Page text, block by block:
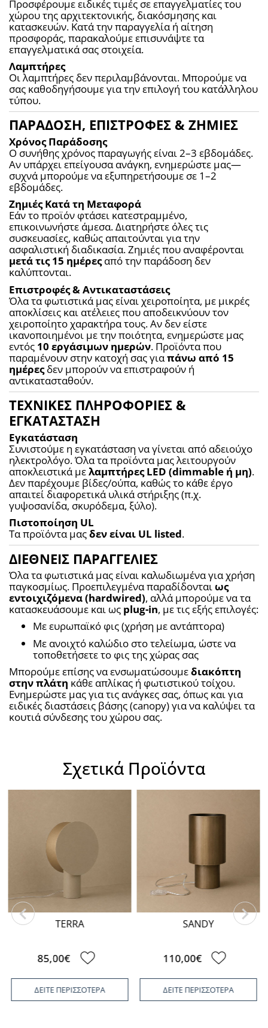
Προσφέρουμε ειδικές τιμές σε επαγγελματίες του
χώρου της αρχιτεκτονικής, διακόσμησης και
κατασκευών. Κατά την παραγγελία ή αίτηση
προσφοράς, παρακαλούμε επισυνάψτε τα
επαγγελματικά σας στοιχεία.
Λαμπτήρες
Οι λαμπτήρες δεν περιλαμβάνονται. Μπορούμε να
σας καθοδηγήσουμε για την επιλογή του κατάλληλου
τύπου.
ΠΑΡΑΔΟΣΗ, ΕΠΙΣΤΡΟΦΕΣ & ΖΗΜΙΕΣ
Χρόνος Παράδοσης
Ο συνήθης χρόνος παραγωγής είναι 2–3 εβδομάδες.
Αν υπάρχει επείγουσα ανάγκη, ενημερώστε μας—
συχνά μπορούμε να εξυπηρετήσουμε σε 1–2
εβδομάδες.
Ζημιές Κατά τη Μεταφορά
Εάν το προϊόν φτάσει κατεστραμμένο,
επικοινωνήστε άμεσα. Διατηρήστε όλες τις
συσκευασίες, καθώς απαιτούνται για την
μετά τις 15 ημέρες από την παράδοση δεν
καλύπτονται.
Επιστροφές & Αντικαταστάσεις
Όλα τα φωτιστικά μας είναι χειροποίητα, με μικρές
αποκλίσεις και ατέλειες που αποδεικνύουν τον
χειροποίητο χαρακτήρα τους. Αν δεν είστε
ικανοποιημένοι με την ποιότητα, ενημερώστε μας
εντός 10 εργάσιμων ημερών. Προϊόντα που
παραμένουν στην κατοχή σας για πάνω από 15
ημέρες δεν μπορούν να επιστραφούν ή
αντικατασταθούν.
ΤΕΧΝΙΚΕΣ ΠΛΗΡΟΦΟΡΙΕΣ &
ΕΓΚΑΤΑΣΤΑΣΗ
Εγκατάσταση
Συνιστούμε η εγκατάσταση να γίνεται από αδειούχο
ηλεκτρολόγο. Όλα τα προϊόντα μας λειτουργούν
αποκλειστικά με λαμπτήρες LED (dimmable ή μη).
Δεν παρέχουμε βίδες/ούπα, καθώς το κάθε έργο
απαιτεί διαφορετικά υλικά στήριξης (π.χ.
γυψοσανίδα, σκυρόδεμα, ξύλο).
Πιστοποίηση UL
Τα προϊόντα μας δεν είναι UL listed.
ΔΙΕΘΝΕΙΣ ΠΑΡΑΓΓΕΛΙΕΣ
Όλα τα φωτιστικά μας είναι καλωδιωμένα για χρήση
παγκοσμίως. Προεπιλεγμένα παραδίδονται ως
εντοιχιζόμενα (hardwired), αλλά μπορούμε να τα
κατασκευάσουμε και ως plug-in, με τις εξής επιλογές:
Με ευρωπαϊκό φις (χρήση με αντάπτορα)
Με ανοιχτό καλώδιο στο τελείωμα, ώστε να
τοποθετήσετε το φις της χώρας σας
Μπορούμε επίσης να ενσωματώσουμε διακόπτη
στην πλάτη κάθε απλίκας ή φωτιστικού τοίχου.
Ενημερώστε μας για τις ανάγκες σας, όπως και για
ειδικές διαστάσεις βάσης (canopy) για να καλύψει τα
κουτιά σύνδεσης του χώρου σας.
Σχετικά Προϊόντα
TERRA
85,00€
ΔΕΙΤΕ ΠΕΡΙΣΣΟΤΕΡΑ
SANDY
110,00€
ΔΕΙΤΕ ΠΕΡΙΣΣΟΤΕΡΑ